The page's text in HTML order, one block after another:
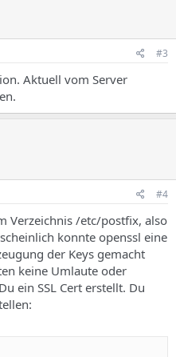
#3
Aktuell vom Server
#4
Verzeichnis /etc/postfix, also
konnte openssl eine
der Keys gemacht
keine Umlaute oder
ein SSL Cert erstellt. Du